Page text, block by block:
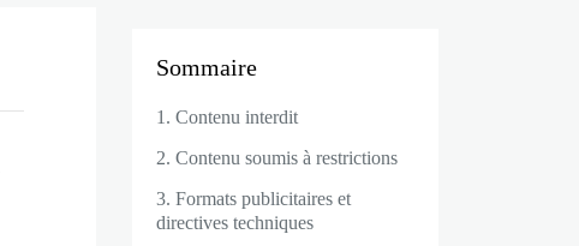
Sommaire
1. Contenu interdit
2. Contenu soumis à restrictions
3. Formats publicitaires et
directives techniques